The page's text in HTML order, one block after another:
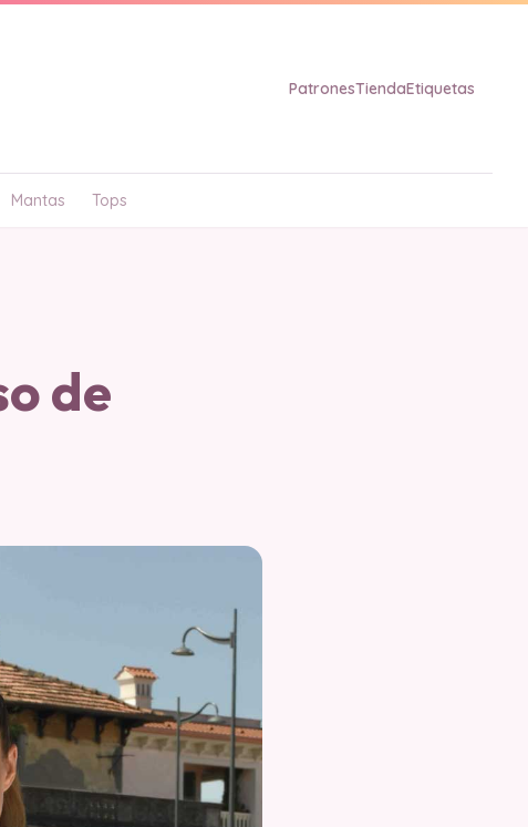
PatronesTiendaEtiquetas
Mantas Tops
de